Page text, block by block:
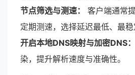
节点筛选与测速：
客户端通常
定期测速，选择延迟最低、最
开启本地DNS映射与加密DNS：
染，提升解析速度与准确性。